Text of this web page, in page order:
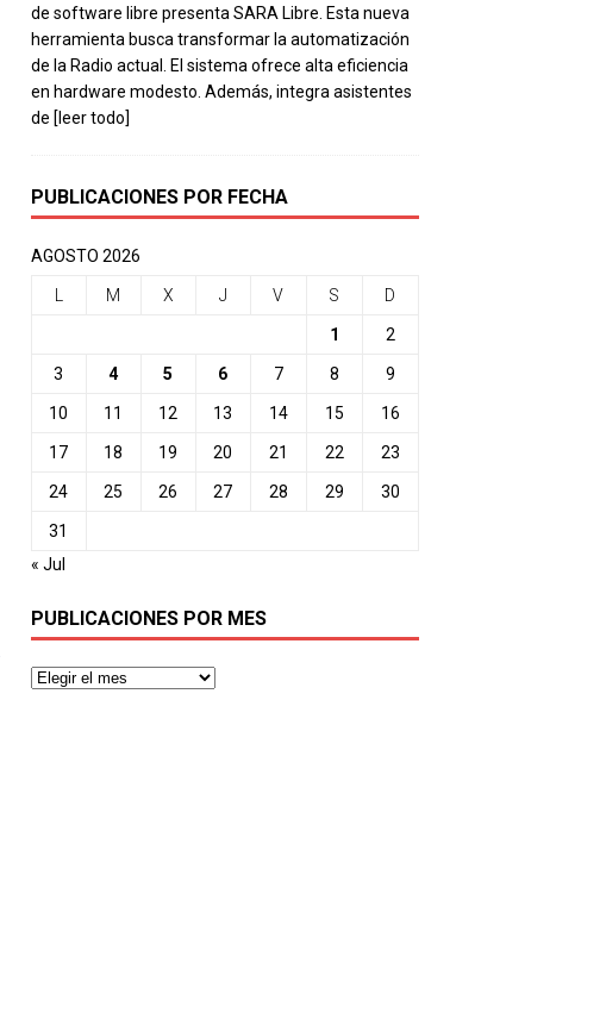
de software libre presenta SARA Libre. Esta nueva
herramienta busca transformar la automatización
de la Radio actual. El sistema ofrece alta eficiencia
en hardware modesto. Además, integra asistentes
de [leer todo]
PUBLICACIONES POR FECHA
AGOSTO 2026
M X J V S D
1 2
3 4 5 6 7 8 9
10 11 12 13 14 15 16
17 18 19 20 21 22 23
24 25 26 27 28 29 30
31
« Jul
PUBLICACIONES POR MES